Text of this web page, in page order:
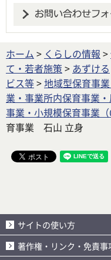
ホーム > くらしの情報 >
て・若者施策 > あずける
ビス等>地域型保育事
業・事業所内保育事業・
事業・小規模保育事業（
育事業 石山 立身
サイトの使い方
著作権・リンク・免責事